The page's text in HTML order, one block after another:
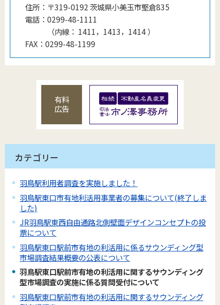
住所： 〒319-0192 茨城県小美玉市堅倉835
電話： 0299-48-1111
（内線 ： 1411，1413，1414）
FAX： 0299-48-1199
有料
広告
カテゴリー
羽鳥駅利用者調査を実施しました！
羽鳥駅東口市有地利活用事業者の募集について(終了しま
した)
JR羽鳥駅東西自由通路北側壁面デザインコンセプトの投
票について
羽鳥駅東口駅前市有地の利活用に係るサウンディング型
市場調査結果概要の公表について
羽鳥駅東口駅前市有地の利活用に関するサウンディング
型市場調査の実施に係る質問受付について
羽鳥駅東口駅前市有地の利活用に関するサウンディング